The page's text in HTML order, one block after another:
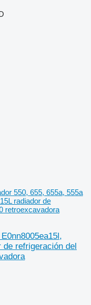
550, 655, 655a, 555a
radiador de
retroexcavadora
de refrigeración del